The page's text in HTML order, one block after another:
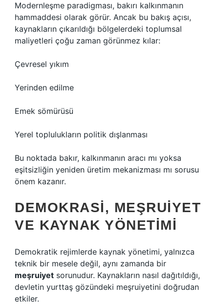
Modernleşme paradigması, bakırı kalkınmanın
hammaddesi olarak görür. Ancak bu bakış açısı,
kaynakların çıkarıldığı bölgelerdeki toplumsal
maliyetleri çoğu zaman görünmez kılar:
Çevresel yıkım
Yerinden edilme
Emek sömürüsü
Yerel toplulukların politik dışlanması
Bu noktada bakır, kalkınmanın aracı mı yoksa
eşitsizliğin yeniden üretim mekanizması mı sorusu
önem kazanır.
DEMOKRASI, MEŞRUIYET
VE KAYNAK YÖNETIMI
Demokratik rejimlerde kaynak yönetimi, yalnızca
teknik bir mesele değil, aynı zamanda bir
meşruiyet sorunudur. Kaynakların nasıl dağıtıldığı,
devletin yurttaş gözündeki meşruiyetini doğrudan
etkiler.